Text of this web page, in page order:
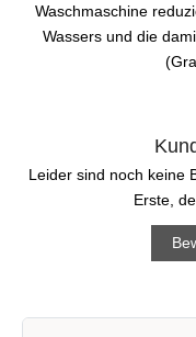
Waschmaschine
Wassers und die
Leider sind noch keine
Erste,